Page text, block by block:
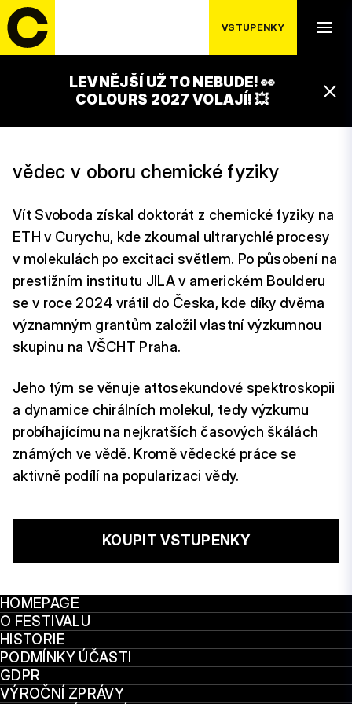
VSTUPENKY
LEVNĚJŠÍ UŽ TO NEBUDE! 👀
COLOURS 2027 VOLAJÍ! 💥
VÍT SVOBODA
vědec v oboru chemické fyziky
Vít Svoboda získal doktorát z chemické fyziky na
ETH v Curychu, kde zkoumal ultrarychlé procesy
v molekulách po excitaci světlem. Po působení na
prestižním institutu JILA v americkém Boulderu
se v roce 2024 vrátil do Česka, kde díky dvěma
významným grantům založil vlastní výzkumnou
skupinu na VŠCHT Praha.
Jeho tým se věnuje attosekundové spektroskopii
a dynamice chirálních molekul, tedy výzkumu
probíhajícímu na nejkratších časových škálách
známých ve vědě. Kromě vědecké práce se
aktivně podílí na popularizaci vědy.
KOUPIT VSTUPENKY
HOMEPAGE
O FESTIVALU
HISTORIE
PODMÍNKY ÚČASTI
GDPR
VÝROČNÍ ZPRÁVY